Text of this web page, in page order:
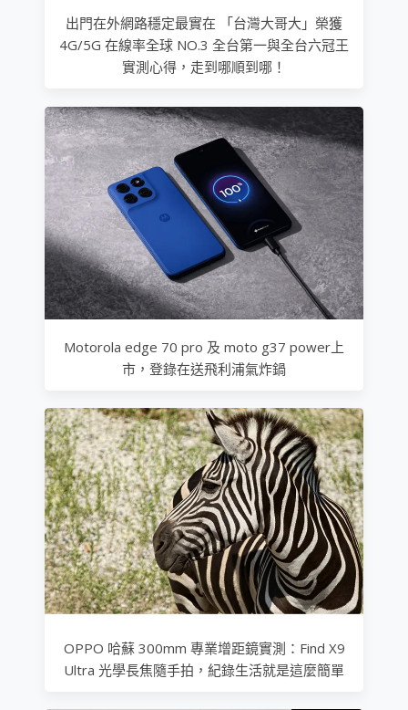
出門在外網路穩定最實在 「台灣大哥大」榮獲
4G/5G 在線率全球 NO.3 全台第一與全台六冠王
實測心得，走到哪順到哪！
Motorola edge 70 pro 及 moto g37 power上
市，登錄在送飛利浦氣炸鍋
OPPO 哈蘇 300mm 專業增距鏡實測：Find X9
Ultra 光學長焦隨手拍，紀錄生活就是這麼簡單